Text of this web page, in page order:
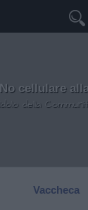
No cellulare
Idolo della
Vaccheca